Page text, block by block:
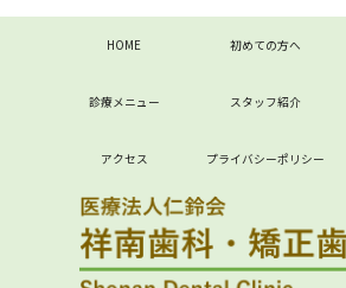
HOME 初めての方へ
診療メニュー スタッフ紹介
アクセス プライバシーポリシー